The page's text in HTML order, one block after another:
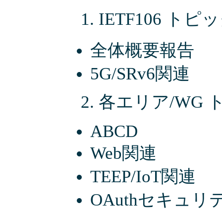
1. IETF106 トピ
全体概要報告
5G/SRv6関連
2. 各エリア/WG
ABCD
Web関連
TEEP/IoT関連
OAuthセキュリ